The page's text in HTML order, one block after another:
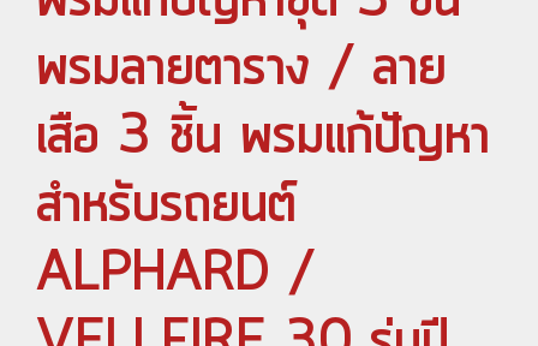
พรมลายตาราง / ลาย
เสือ 3 ชิ้น พรมแก้ปัญหา
สำหรับรถยนต์
ALPHARD /